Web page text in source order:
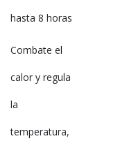
hasta 8 horas
Combate el
calor y regula
la
temperatura,